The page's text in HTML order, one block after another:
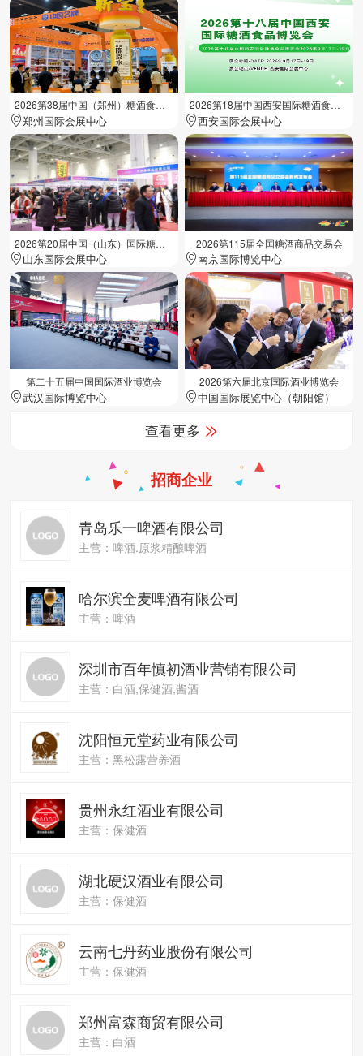
2026第38届中国（郑州）糖酒食品交易会
郑州国际会展中心
2026第18届中国西安国际糖酒食品展览会
西安国际会展中心
2026第20届中国（山东）国际糖酒食品交易会
山东国际会展中心
2026第115届全国糖酒商品交易会
南京国际博览中心
第二十五届中国国际酒业博览会
武汉国际博览中心
2026第六届北京国际酒业博览会
中国国际展览中心（朝阳馆）
查看更多
招商企业
青岛乐一啤酒有限公司
主营：啤酒.原浆精酿啤酒
哈尔滨全麦啤酒有限公司
主营：啤酒
深圳市百年慎初酒业营销有限公司
主营：白酒,保健酒,酱酒
沈阳恒元堂药业有限公司
主营：黑松露营养酒
贵州永红酒业有限公司
主营：保健酒
湖北硬汉酒业有限公司
主营：保健酒
云南七丹药业股份有限公司
主营：保健酒
郑州富森商贸有限公司
主营：白酒